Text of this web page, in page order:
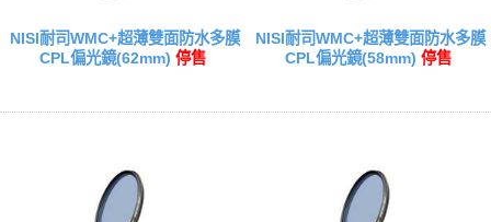
NISI耐司WMC+超薄雙面防水多膜
CPL偏光鏡(62mm) 停售
NISI耐司WMC+超薄雙面防水多膜
CPL偏光鏡(58mm) 停售